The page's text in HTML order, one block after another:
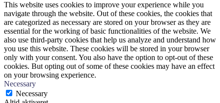
This website uses cookies to improve your experience while you
navigate through the website. Out of these cookies, the cookies that
are categorized as necessary are stored on your browser as they are
essential for the working of basic functionalities of the website. We
also use third-party cookies that help us analyze and understand how
you use this website. These cookies will be stored in your browser
only with your consent. You also have the option to opt-out of these
cookies. But opting out of some of these cookies may have an effect
on your browsing experience.
Necessary
Necessary